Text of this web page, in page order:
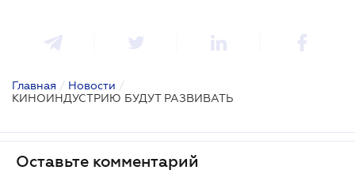
Главная / Новости /
КИНОИНДУСТРИЮ БУДУТ РАЗВИВАТЬ
Оставьте комментарий